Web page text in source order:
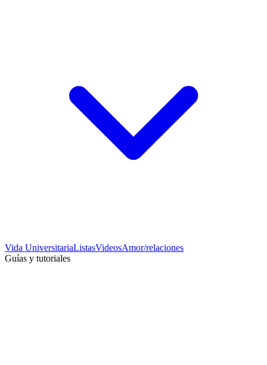
Vida UniversitariaListasVideosAmor/relaciones
Guías y tutoriales